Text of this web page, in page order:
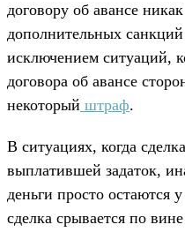
договору об авансе
дополнительных
исключением ситуаций,
договора об авансе
некоторый штраф.
В ситуациях, когда
выплатившей задаток,
деньги просто остаются
сделка срывается по